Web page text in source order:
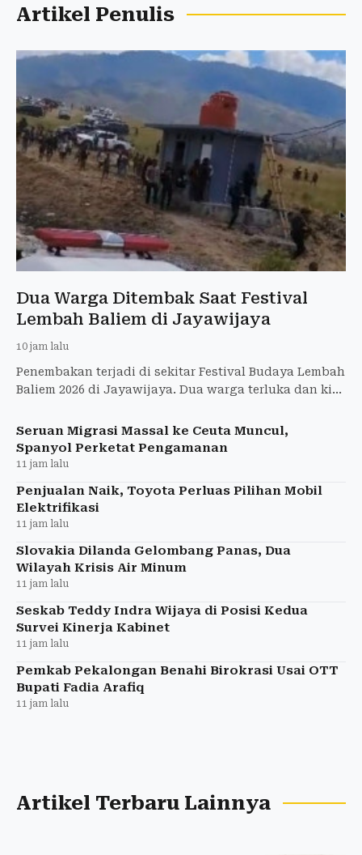
Artikel Penulis
Dua Warga Ditembak Saat Festival
Lembah Baliem di Jayawijaya
10 jam lalu
Penembakan terjadi di sekitar Festival Budaya Lembah
Baliem 2026 di Jayawijaya. Dua warga terluka dan kini
Seruan Migrasi Massal ke Ceuta Muncul,
Spanyol Perketat Pengamanan
11 jam lalu
Penjualan Naik, Toyota Perluas Pilihan Mobil
Elektrifikasi
11 jam lalu
Slovakia Dilanda Gelombang Panas, Dua
Wilayah Krisis Air Minum
11 jam lalu
Seskab Teddy Indra Wijaya di Posisi Kedua
Survei Kinerja Kabinet
11 jam lalu
Pemkab Pekalongan Benahi Birokrasi Usai OTT
Bupati Fadia Arafiq
11 jam lalu
Artikel Terbaru Lainnya